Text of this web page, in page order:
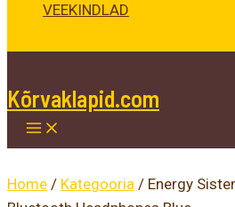
VEEKINDLAD
Kõrvaklapid.com
Home / Kategooria / Energy